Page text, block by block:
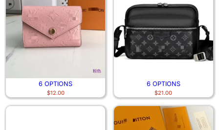
6 OPTIONS
$12.00
6 OPTIONS
$21.00